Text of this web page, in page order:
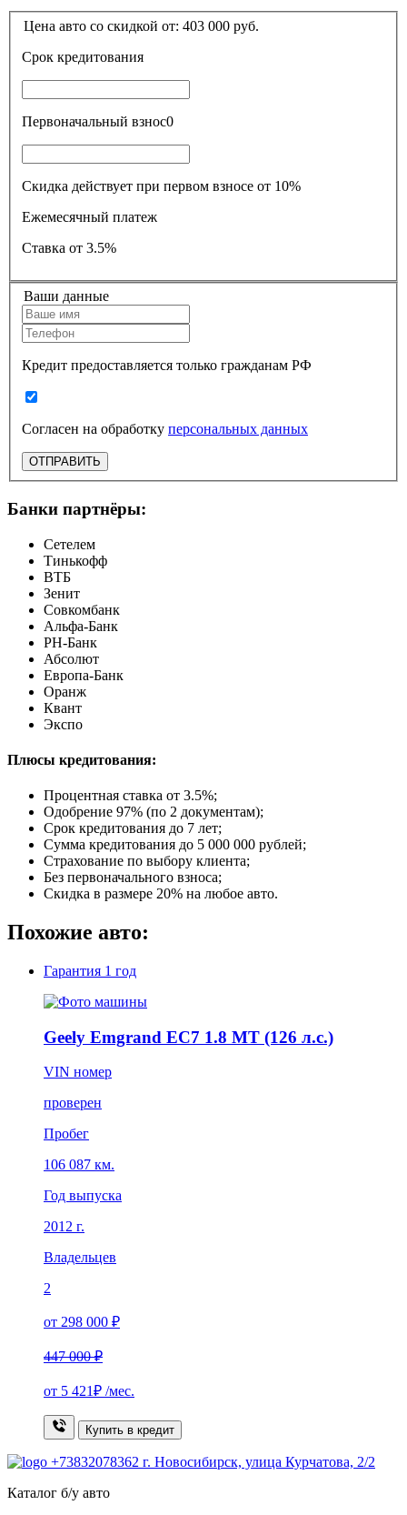
Цена авто со скидкой от: 403 000 руб.
Срок кредитования
Первоначальный взнос0
Скидка действует при первом взносе от 10%
Ежемесячный платеж
Ставка от 3.5%
Ваши данные
Кредит предоставляется только гражданам РФ
Согласен на обработку персональных данных
ОТПРАВИТЬ
Банки партнёры:
Сетелем
Тинькофф
ВТБ
Зенит
Совкомбанк
Альфа-Банк
РН-Банк
Абсолют
Европа-Банк
Оранж
Квант
Экспо
Плюсы кредитования:
Процентная ставка от 3.5%;
Одобрение 97% (по 2 документам);
Срок кредитования до 7 лет;
Сумма кредитования до 5 000 000 рублей;
Страхование по выбору клиента;
Без первоначального взноса;
Скидка в размере 20% на любое авто.
Похожие авто:
Гарантия 1 год
Geely Emgrand EC7 1.8 MT (126 л.с.)
VIN номер
проверен
Пробег
106 087 км.
Год выпуска
2012 г.
Владельцев
2
от 298 000 ₽
447 000 ₽
от 5 421₽ /мес.
Купить в кредит
+73832078362 г. Новосибирск, улица Курчатова, 2/2
Каталог б/у авто